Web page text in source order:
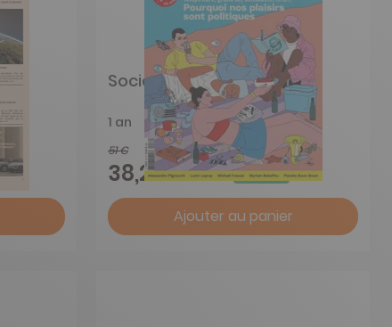
Socialter
1 an
51 €
38,25 € -25%
Ajouter au panier